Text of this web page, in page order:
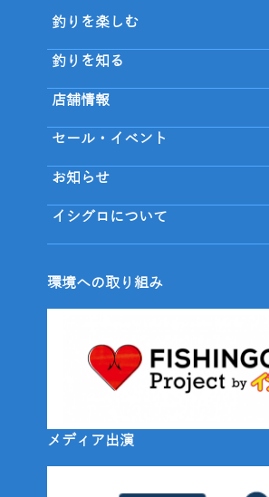
釣りを楽しむ
釣りを知る
店舗情報
セール・イベント
お知らせ
イシグロについて
環境への取り組み
メディア出演